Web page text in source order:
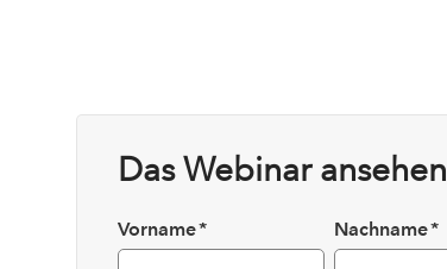
Das Webinar ansehen
Vorname* Nachname*